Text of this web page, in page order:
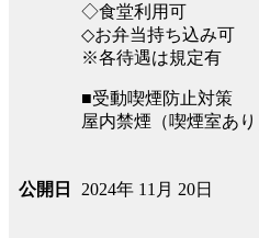
◇食堂利用可
◇お弁当持ち込み可
※各待遇は規定有
■受動喫煙防止対策
屋内禁煙（喫煙室あり
公開日 2024年 11月 20日